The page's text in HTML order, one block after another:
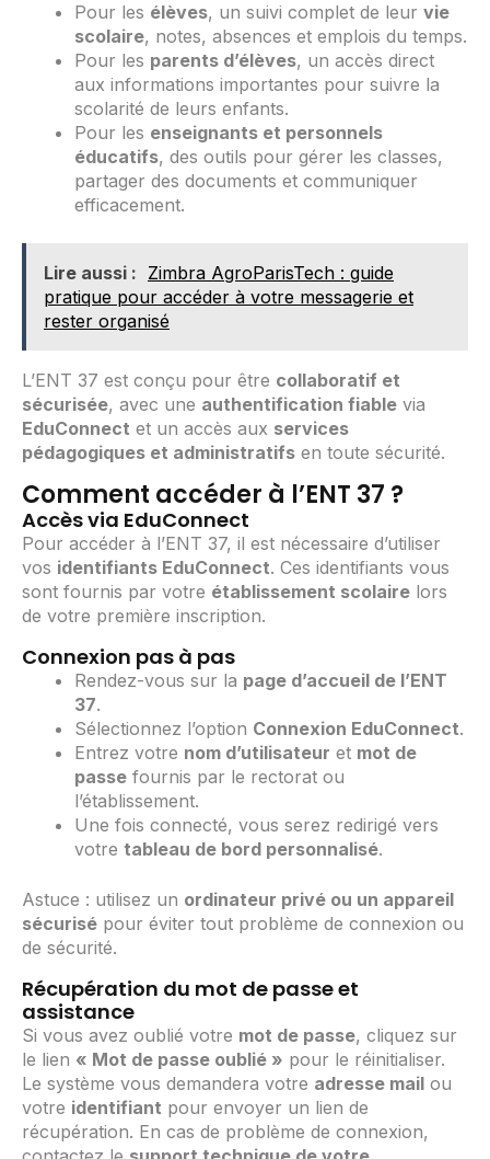
Pour les élèves, un suivi complet de leur vie
scolaire, notes, absences et emplois du temps.
Pour les parents d’élèves, un accès direct
aux informations importantes pour suivre la
scolarité de leurs enfants.
Pour les enseignants et personnels
éducatifs, des outils pour gérer les classes,
partager des documents et communiquer
efficacement.
Lire aussi : Zimbra AgroParisTech : guide
pratique pour accéder à votre messagerie et
rester organisé
L’ENT 37 est conçu pour être collaboratif et
sécurisée, avec une authentification fiable via
EduConnect et un accès aux services
pédagogiques et administratifs en toute sécurité.
Comment accéder à l’ENT 37 ?
Accès via EduConnect
Pour accéder à l’ENT 37, il est nécessaire d’utiliser
vos identifiants EduConnect. Ces identifiants vous
sont fournis par votre établissement scolaire lors
de votre première inscription.
Connexion pas à pas
Rendez-vous sur la page d’accueil de l’ENT
37.
Sélectionnez l’option Connexion EduConnect.
Entrez votre nom d’utilisateur et mot de
passe fournis par le rectorat ou
l’établissement.
Une fois connecté, vous serez redirigé vers
votre tableau de bord personnalisé.
Astuce : utilisez un ordinateur privé ou un appareil
sécurisé pour éviter tout problème de connexion ou
de sécurité.
Récupération du mot de passe et
assistance
Si vous avez oublié votre mot de passe, cliquez sur
le lien « Mot de passe oublié » pour le réinitialiser.
Le système vous demandera votre adresse mail ou
votre identifiant pour envoyer un lien de
récupération. En cas de problème de connexion,